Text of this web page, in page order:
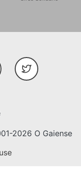
Twitter
2026 O Gaiense